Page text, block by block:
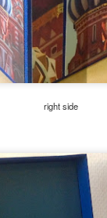
right side